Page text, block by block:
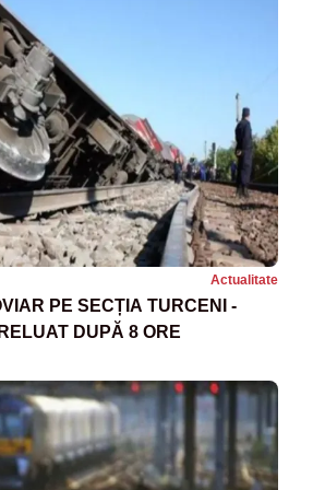
Actualitate
PE SECȚIA TURCENI -
DUPĂ 8 ORE